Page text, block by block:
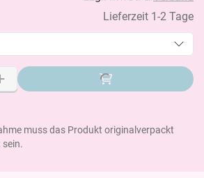
Lieferzeit 1-2 Tage
muss das Produkt originalverpackt